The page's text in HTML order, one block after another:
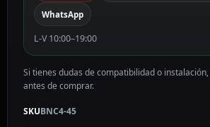
WhatsApp
L-V 10:00–19:00
Si tienes dudas de compatibilidad o
antes de comprar.
SKUBNC4-45